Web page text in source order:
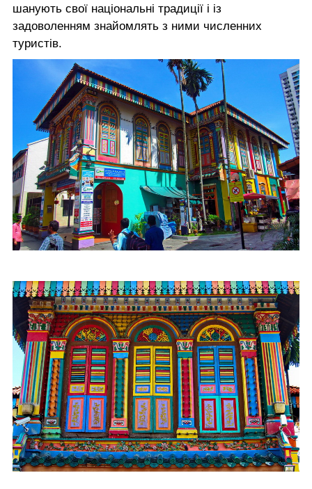
шанують свої національні традиції і із
задоволенням знайомлять з ними численних
туристів.